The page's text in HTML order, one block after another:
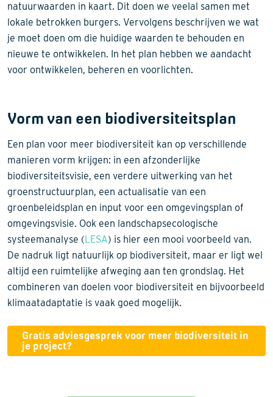
natuurwaarden in kaart. Dit doen we veelal samen met
lokale betrokken burgers. Vervolgens beschrijven we wat
je moet doen om die huidige waarden te behouden en
nieuwe te ontwikkelen. In het plan hebben we aandacht
voor ontwikkelen, beheren en voorlichten.
Vorm van een biodiversiteitsplan
Een plan voor meer biodiversiteit kan op verschillende
manieren vorm krijgen: in een afzonderlijke
biodiversiteitsvisie, een verdere uitwerking van het
groenstructuurplan, een actualisatie van een
groenbeleidsplan en input voor een omgevingsplan of
omgevingsvisie. Ook een landschapsecologische
systeemanalyse (LESA) is hier een mooi voorbeeld van.
De nadruk ligt natuurlijk op biodiversiteit, maar er ligt wel
altijd een ruimtelijke afweging aan ten grondslag. Het
combineren van doelen voor biodiversiteit en bijvoorbeeld
klimaatadaptatie is vaak goed mogelijk.
Gratis adviesgesprek voor meer biodiversiteit in
je project?